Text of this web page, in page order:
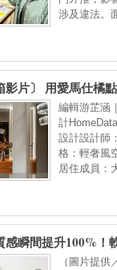
涉及違法。
影片〕 用愛馬仕橘
坪也能住出精品感
編輯游芷涵
計
設計設計師
格：輕奢風
居住成員：
感瞬間提升100%！
格升級秘訣（圖片提供